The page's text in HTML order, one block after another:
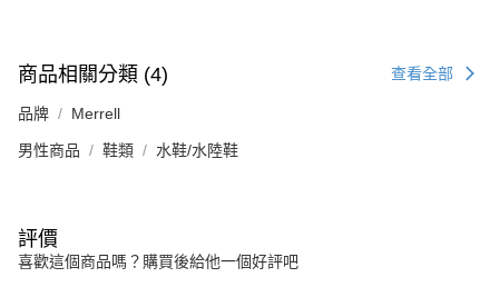
商品相關分類 (4) 查看全部
品牌 Merrell
男性商品 鞋類 水鞋/水陸鞋
評價
喜歡這個商品嗎？購買後給他一個好評吧